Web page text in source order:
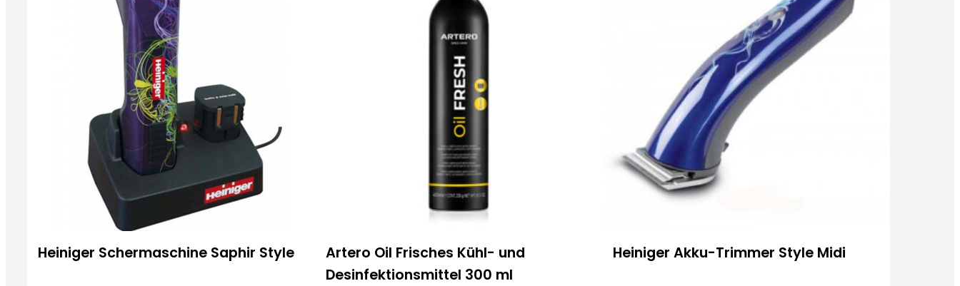
Heiniger Schermaschine Saphir Style
Artero Oil Frisches Kühl- und
Desinfektionsmittel 300 ml
Heiniger Akku-Trimmer Style Midi